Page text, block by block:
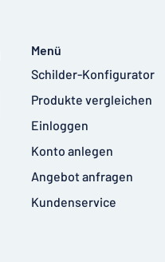
Menü
Schilder-Konfigurator
Produkte vergleichen
Einloggen
Konto anlegen
Angebot anfragen
Kundenservice